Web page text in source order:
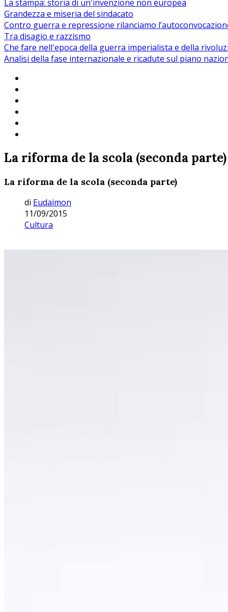
La stampa: storia di un'invenzione non europea
Grandezza e miseria del sindacato
Contro guerra e repressione rilanciamo
Tra disagio e razzismo
Che fare nell'epoca della guerra imperialista e della
Analisi della fase internazionale e ricadute sul piano
La riforma de la scola (seconda parte)
La riforma de la scola (seconda parte)
di Eudaimon
11/09/2015
Cultura